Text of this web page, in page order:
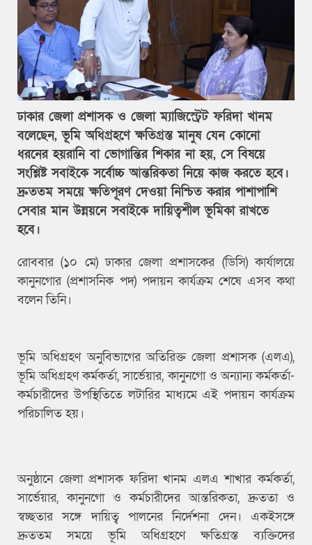
ঢাকার জেলা প্রশাসক ও জেলা ম্যাজিস্ট্রেট ফরিদা খানম
বলেছেন, ভূমি অধিগ্রহণে ক্ষতিগ্রস্ত মানুষ যেন কোনো
ধরনের হয়রানি বা ভোগান্তির শিকার না হয়, সে বিষয়ে
সংশ্লিষ্ট সবাইকে সর্বোচ্চ আন্তরিকতা নিয়ে কাজ করতে হবে।
দ্রুততম সময়ে ক্ষতিপূরণ দেওয়া নিশ্চিত করার পাশাপাশি
সেবার মান উন্নয়নে সবাইকে দায়িত্বশীল ভূমিকা রাখতে
হবে।
রোববার (১০ মে) ঢাকার জেলা প্রশাসকের (ডিসি) কার্যালয়ে
কানুনগোর (প্রশাসনিক পদ) পদায়ন কার্যক্রম শেষে এসব কথা
বলেন তিনি।
ভূমি অধিগ্রহণ অনুবিভাগের অতিরিক্ত জেলা প্রশাসক (এলএ),
ভূমি অধিগ্রহণ কর্মকর্তা, সার্ভেয়ার, কানুনগো ও অন্যান্য কর্মকর্তা-
কর্মচারীদের উপস্থিতিতে লটারির মাধ্যমে এই পদায়ন কার্যক্রম
পরিচালিত হয়।
অনুষ্ঠানে জেলা প্রশাসক ফরিদা খানম এলএ শাখার কর্মকর্তা,
সার্ভেয়ার, কানুনগো ও কর্মচারীদের আন্তরিকতা, দ্রুততা ও
স্বচ্ছতার সঙ্গে দায়িত্ব পালনের নির্দেশনা দেন। একইসঙ্গে
দ্রুততম সময়ে ভূমি অধিগ্রহণে ক্ষতিগ্রস্ত ব্যক্তিদের